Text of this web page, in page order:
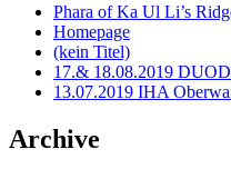
Phara of Ka Ul Li’s
Homepage
(kein Titel)
17.& 18.08.2019
13.07.2019 IHA
Archive